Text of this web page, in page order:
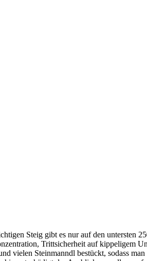
Steig gibt es nur auf den untersten
Trittsicherheit auf kippeligem
Steinmanndl bestückt, sodass